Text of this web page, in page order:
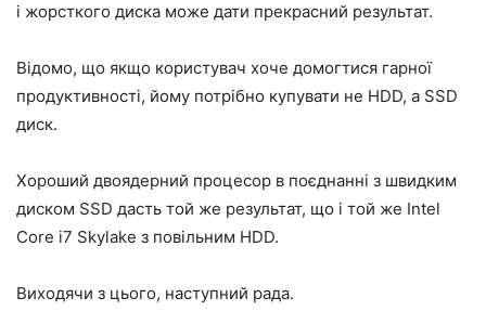
і жорсткого диска може дати прекрасний результат.
Відомо, що якщо користувач хоче домогтися гарної
продуктивності, йому потрібно купувати не HDD, а SSD
диск.
Хороший двоядерний процесор в поєднанні з швидким
диском SSD дасть той же результат, що і той же Intel
Core i7 Skylake з повільним HDD.
Виходячи з цього, наступний рада.